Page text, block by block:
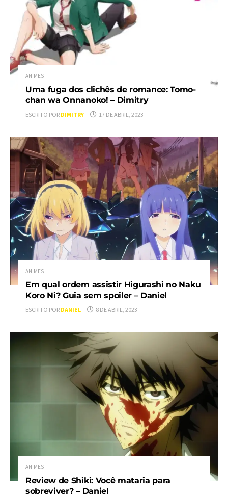
ANIMES
Uma fuga dos clichês de romance: Tomo-
chan wa Onnanoko! – Dimitry
ESCRITO POR DIMITRY 17 DE ABRIL, 2023
ANIMES
Em qual ordem assistir Higurashi no Naku
Koro Ni? Guia sem spoiler – Daniel
ESCRITO POR DANIEL 8 DE ABRIL, 2023
ANIMES
Review de Shiki: Você mataria para
sobreviver? – Daniel